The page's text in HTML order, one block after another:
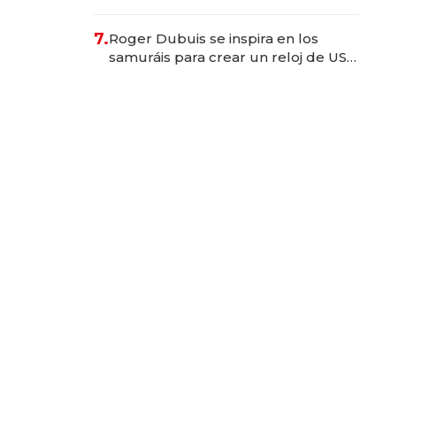
7.Roger Dubuis se inspira en los
samuráis para crear un reloj de US$